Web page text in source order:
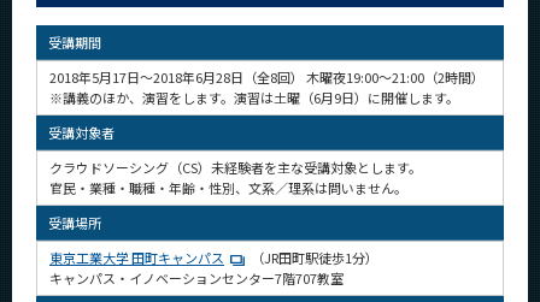
受講期間
2018年5月17日～2018年6月28日（全8回） 木曜夜19:00～21:00（2時間）
※講義のほか、演習をします。演習は土曜（6月9日）に開催します。
受講対象者
クラウドソーシング（CS）未経験者を主な受講対象とします。
官民・業種・職種・年齢・性別、文系／理系は問いません。
受講場所
東京工業大学 田町キャンパス
（JR田町駅徒歩1分）
キャンパス・イノベーションセンター7階707教室
課程別
月別
イベントカレンダー
Event Calendar
サイト構成